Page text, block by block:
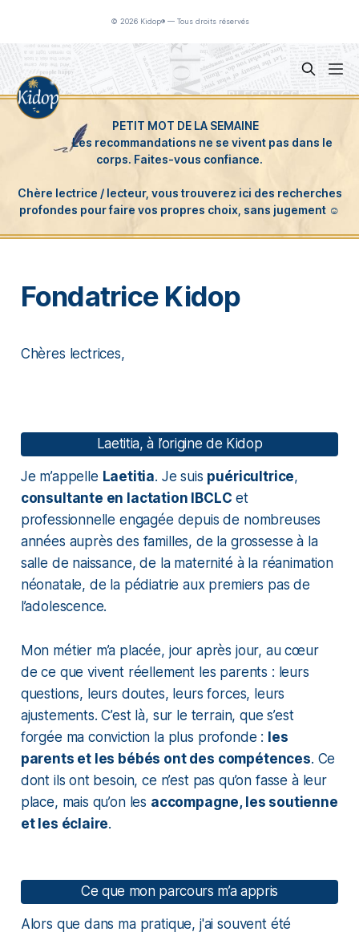
© 2026 Kidop® — Tous droits réservés
Fondatrice Kidop
Chères lectrices,
Laetitia, à l’origine de Kidop
Je m’appelle Laetitia. Je suis puéricultrice,
consultante en lactation IBCLC et
professionnelle engagée depuis de nombreuses
années auprès des familles, de la grossesse à la
salle de naissance, de la maternité à la réanimation
néonatale, de la pédiatrie aux premiers pas de
l’adolescence.
Mon métier m’a placée, jour après jour, au cœur
de ce que vivent réellement les parents : leurs
questions, leurs doutes, leurs forces, leurs
ajustements. C’est là, sur le terrain, que s’est
forgée ma conviction la plus profonde : les
parents et les bébés ont des compétences. Ce
dont ils ont besoin, ce n’est pas qu’on fasse à leur
place, mais qu’on les accompagne, les soutienne
et les éclaire.
Ce que mon parcours m’a appris
Alors que dans ma pratique, j'ai souvent été